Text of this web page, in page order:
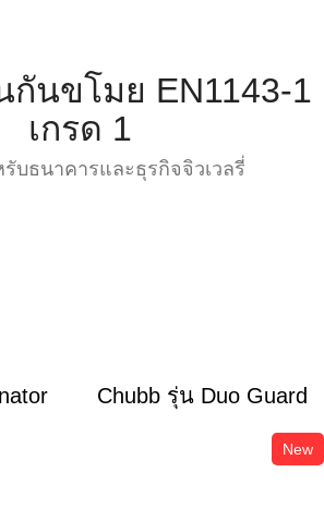
กันขโมย EN1143-1
เกรด 1
รับธนาคารและธุรกิจจิวเวลรี่
Chubb รุ่น Duo Guard
New